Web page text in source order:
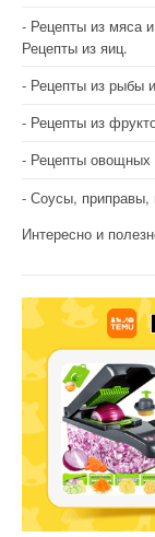
Рецепты из мяса
Рецепты из яиц.
Рецепты из рыбы
Рецепты из
Рецепты овощных
Соусы, приправы,
Интересно и